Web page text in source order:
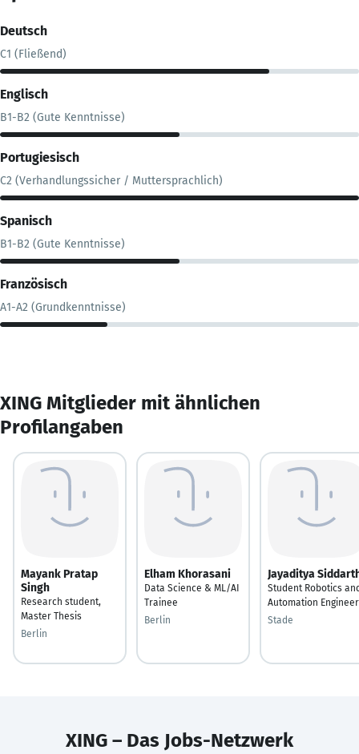
Deutsch
C1 (Fließend)
Englisch
B1-B2 (Gute Kenntnisse)
Portugiesisch
C2 (Verhandlungssicher / Muttersprachlich)
Spanisch
B1-B2 (Gute Kenntnisse)
Französisch
A1-A2 (Grundkenntnisse)
XING Mitglieder mit ähnlichen
Profilangaben
Mayank Pratap
Singh
Research student,
Master Thesis
Berlin
Elham Khorasani
Data Science & ML/AI
Trainee
Berlin
Jayaditya
Student Robotics
Automation Engineer
Stade
XING – Das Jobs-Netzwerk